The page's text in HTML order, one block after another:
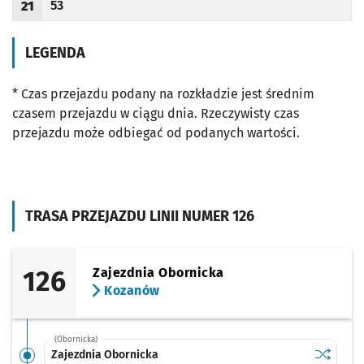
TRASA PRZEJAZDU LINII NUMER 126
126
Zajezdnia Obornicka
Kozanów
(Obornicka)
Zajezdnia Obornicka Sprawdź
Godzina odjazdu
21
Odjazd
53
minut po godzinie 21
LEGENDA
* Czas przejazdu podany na rozkładzie jest średnim
czasem przejazdu w ciągu dnia. Rzeczywisty czas
przejazdu może odbiegać od podanych wartości.